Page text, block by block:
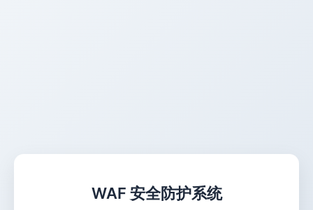
WAF 安全防护系统